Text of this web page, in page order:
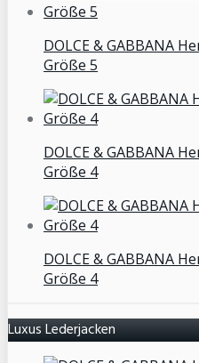
DOLCE & GABBANA
Größe 5
DOLCE & GABBANA
Größe 4
DOLCE & GABBANA
Größe 4
Luxus Lederjacken